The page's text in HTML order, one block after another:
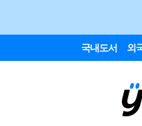
국내도서 외